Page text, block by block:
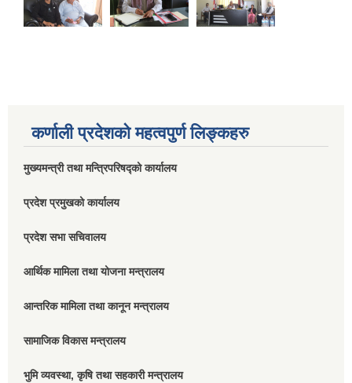
कर्णाली प्रदेशको महत्वपुर्ण लिङ्कहरु
मुख्यमन्त्री तथा मन्त्रिपरिषद्को कार्यालय
प्रदेश प्रमुखको कार्यालय
प्रदेश सभा सचिवालय
आर्थिक मामिला तथा योजना मन्त्रालय
आन्तरिक मामिला तथा कानून मन्त्रालय
सामाजिक विकास मन्त्रालय
भुमि व्यवस्था, कृषि तथा सहकारी मन्त्रालय